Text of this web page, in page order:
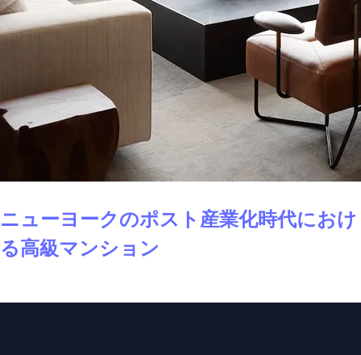
ニューヨークのポスト産業化時代におけ
る高級マンション